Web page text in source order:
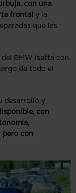
, con una
frontal
y la
que las
BMW Isetta con
de todo el
desarrollo y
con
pero con